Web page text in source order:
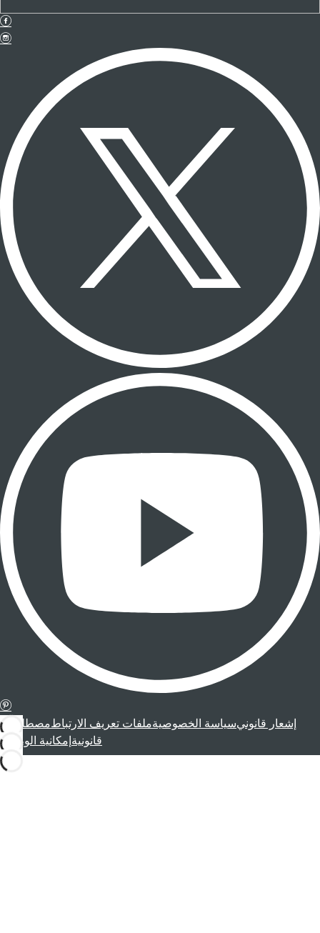
إشعار قانونيسياسة الخصوصيةملفات تعريف الارتباطمصطلحات
قانونية إمكانية الوصول